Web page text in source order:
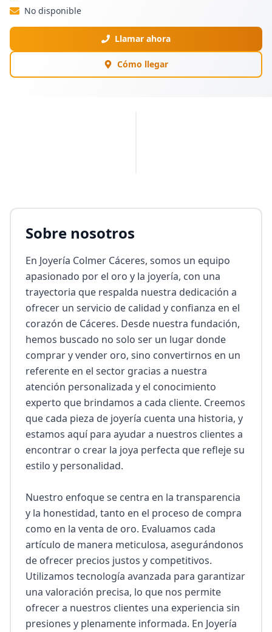
No disponible
Llamar ahora
Cómo llegar
Sobre nosotros
En Joyería Colmer Cáceres, somos un equipo
apasionado por el oro y la joyería, con una
trayectoria que respalda nuestra dedicación a
ofrecer un servicio de calidad y confianza en el
corazón de Cáceres. Desde nuestra fundación,
hemos buscado no solo ser un lugar donde
comprar y vender oro, sino convertirnos en un
referente en el sector gracias a nuestra
atención personalizada y el conocimiento
experto que brindamos a cada cliente. Creemos
que cada pieza de joyería cuenta una historia, y
estamos aquí para ayudar a nuestros clientes a
encontrar o crear la joya perfecta que refleje su
estilo y personalidad.
Nuestro enfoque se centra en la transparencia
y la honestidad, tanto en el proceso de compra
como en la venta de oro. Evaluamos cada
artículo de manera meticulosa, asegurándonos
de ofrecer precios justos y competitivos.
Utilizamos tecnología avanzada para garantizar
una valoración precisa, lo que nos permite
ofrecer a nuestros clientes una experiencia sin
presiones y plenamente informada. En Joyería